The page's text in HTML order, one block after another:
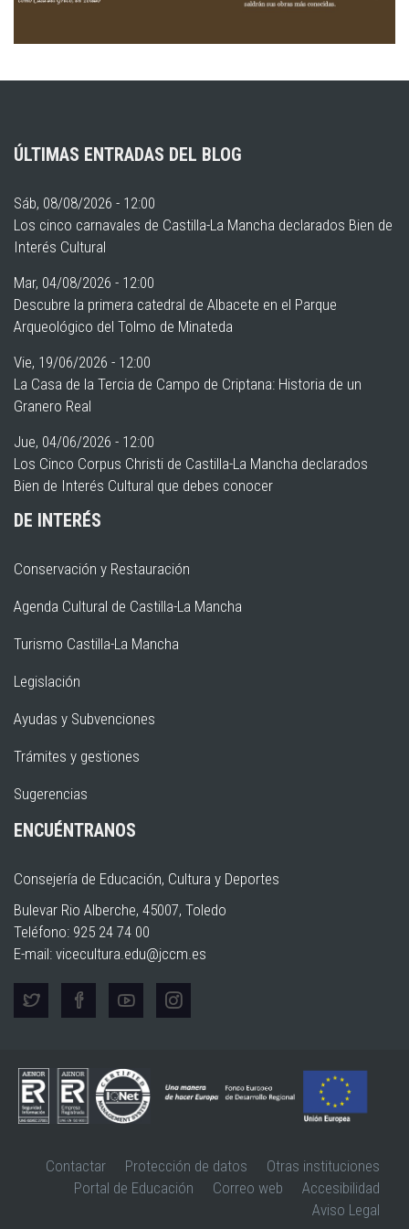
ÚLTIMAS ENTRADAS DEL BLOG
Sáb, 08/08/2026 - 12:00
Los cinco carnavales de Castilla-La Mancha declarados Bien de
Interés Cultural
Mar, 04/08/2026 - 12:00
Descubre la primera catedral de Albacete en el Parque
Arqueológico del Tolmo de Minateda
Vie, 19/06/2026 - 12:00
La Casa de la Tercia de Campo de Criptana: Historia de un
Granero Real
Jue, 04/06/2026 - 12:00
Los Cinco Corpus Christi de Castilla-La Mancha declarados
Bien de Interés Cultural que debes conocer
DE INTERÉS
Conservación y Restauración
Agenda Cultural de Castilla-La Mancha
Turismo Castilla-La Mancha
Legislación
Ayudas y Subvenciones
Trámites y gestiones
Sugerencias
ENCUÉNTRANOS
Consejería de Educación, Cultura y Deportes
Bulevar Rio Alberche, 45007, Toledo
Teléfono: 925 24 74 00
E-mail: vicecultura.edu@jccm.es
Contactar Protección de datos
Otras instituciones
Portal de Educación
Correo web
Accesibilidad
Aviso Legal